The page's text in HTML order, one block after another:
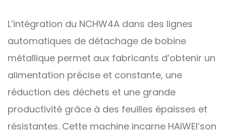
L’intégration du NCHW4A dans des lignes
automatiques de détachage de bobine
métallique permet aux fabricants d’obtenir un
alimentation précise et constante, une
réduction des déchets et une grande
productivité grâce à des feuilles épaisses et
résistantes. Cette machine incarne HAIWEI’son